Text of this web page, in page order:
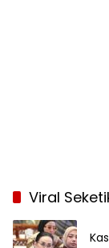
Viral